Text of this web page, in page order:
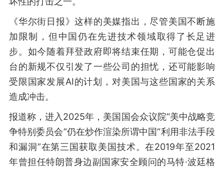
《华尔街日报》这样的美媒指出，尽管美国不断施
加限制，但中国仍在先进技术领域取得了长足进
步。如今随着拜登政府即将结束任期，可能仓促出
台的新规不仅引发了一些公司的担忧，还可能影响
受限国家发展AI的计划，对美国与这些国家的关系
造成冲击。
报道称，进入2025年，美国国会众议院“美中战略竞
争特别委员会”仍在炒作渲染所谓中国“利用非法手段
和漏洞”在第三国获取美国技术。在2019年至2021
年曾担任特朗普身边副国家安全顾问的马特·波廷格